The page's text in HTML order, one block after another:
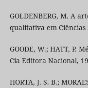
GOLDENBERG, M. A
qualitativa em Ciências
GOODE, W.; HATT, P.
Cia Editora Nacional,
HORTA, J. S. B.;